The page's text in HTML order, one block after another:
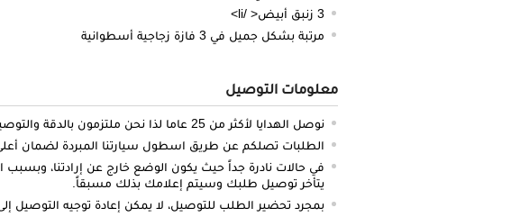
3 زنبق أبيض< /li>
مرتبة بشكل جميل في 3 فازة زجاجية أسطوانية
معلومات التوصيل
نوصل الهدايا لأكثر من 25 عاما لذا نحن ملتزمون بالدقة والتوصيل في الميعاد المحدد
الطلبات تصلكم عن طريق اسطول سيارتنا المبردة لضمان
في حالات نادرة جداً حيث يكون الوضع خارج عن إرادتنا، وبسبب
يتأخر توصيل طلبك وسيتم إعلامك بذلك مسبقاً.
بمجرد تحضير الطلب للتوصيل، لا يمكن إعادة توجيه التوصيل